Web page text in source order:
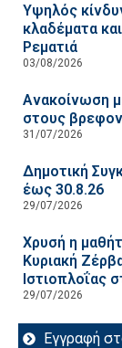
Υψηλός
κλαδέματα
Ρεματιά
03/08/2026
Ανακοίνωση
στους
31/07/2026
Δημοτική
έως 30.8.26
29/07/2026
Χρυσή η
Κυριακή
Ιστιοπλοΐας
29/07/2026
Εγγραφή